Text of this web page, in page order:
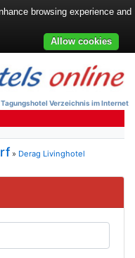
Verzeichnis im Internet
» Derag Livinghotel
browsing experience and
Allow cookies